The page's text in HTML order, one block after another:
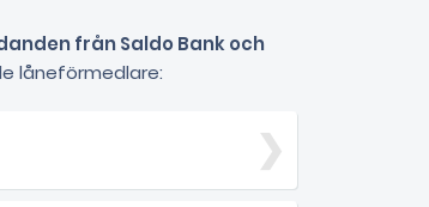
från Saldo Bank och
låneförmedlare: